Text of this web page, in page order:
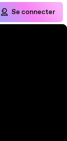
Se connecter